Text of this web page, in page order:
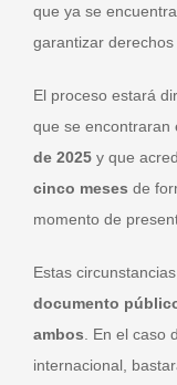
que ya se
garantizar
El proceso estará
que se encontraran
de 2025 y que
cinco meses de
momento de
Estas
documento
ambos . En el caso
internacional,